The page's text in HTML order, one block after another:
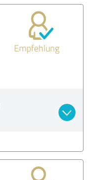
Empfehlung